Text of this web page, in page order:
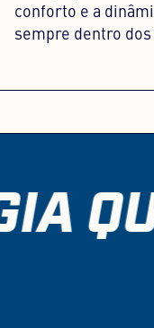
conforto e a
sempre dentro